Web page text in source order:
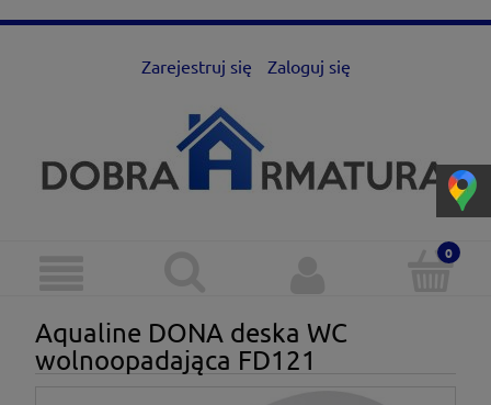
Zarejestruj się Zaloguj się
Aqualine DONA deska WC
wolnoopadająca FD121